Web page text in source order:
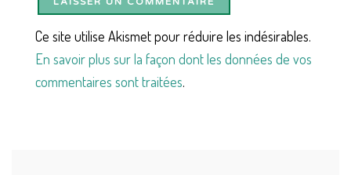
Ce site utilise Akismet pour réduire les indésirables.
En savoir plus sur la façon dont les données de vos
commentaires sont traitées.